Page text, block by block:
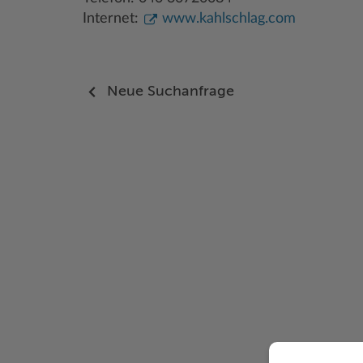
Internet:
www.kahlschlag.com
Neue Suchanfrage